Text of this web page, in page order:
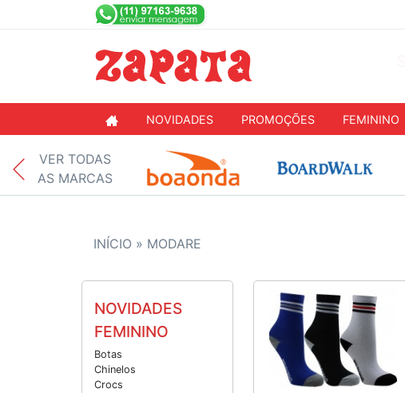
NOVIDADES PROMOÇÕES FEMININO
VER TODAS
AS MARCAS
INÍCIO » MODARE
NOVIDADES
FEMININO
Botas
Chinelos
Crocs